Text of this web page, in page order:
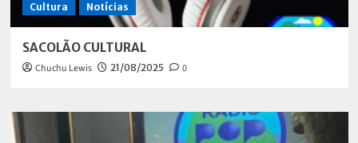
Cultura Notícias
SACOLÃO CULTURAL
Chuchu Lewis 21/08/2025 0